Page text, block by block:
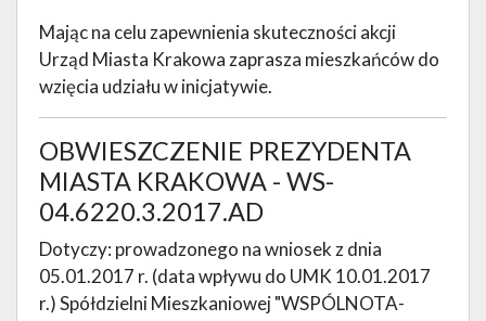
Mając na celu zapewnienia skuteczności akcji
Urząd Miasta Krakowa zaprasza mieszkańców do
wzięcia udziału w inicjatywie.
OBWIESZCZENIE PREZYDENTA
MIASTA KRAKOWA - WS-
04.6220.3.2017.AD
Dotyczy: prowadzonego na wniosek z dnia
05.01.2017 r. (data wpływu do UMK 10.01.2017
r.) Spółdzielni Mieszkaniowej "WSPÓLNOTA-